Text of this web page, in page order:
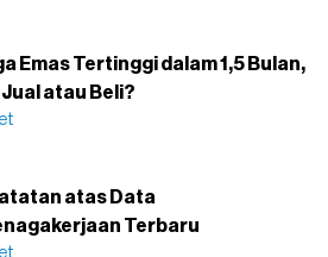
Emas Tertinggi dalam 1,5 Bulan,
Jual atau Beli?
atas Data
Terbaru